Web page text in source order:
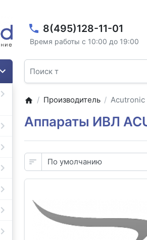
8(495)128-11-01
Время работы с 10:00 до 19:00
Производитель Acutronic
Аппараты ИВЛ